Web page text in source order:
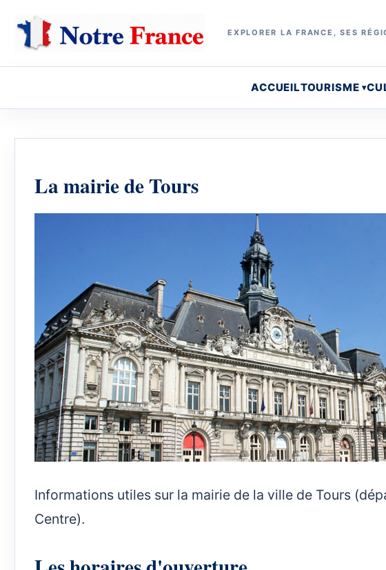
EXPLORER LA FRANCE, SES
ACCUEILTOURISME
La mairie de Tours
Informations utiles sur la mairie de la ville de Tours
Centre).